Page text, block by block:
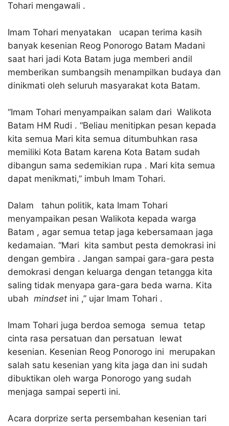
Tohari mengawali .
Imam Tohari menyatakan ucapan terima kasih
banyak kesenian Reog Ponorogo Batam Madani
saat hari jadi Kota Batam juga memberi andil
memberikan sumbangsih menampilkan budaya dan
dinikmati oleh seluruh masyarakat kota Batam.
“Imam Tohari menyampaikan salam dari Walikota
Batam HM Rudi . “Beliau menitipkan pesan kepada
kita semua Mari kita semua ditumbuhkan rasa
memiliki Kota Batam karena Kota Batam sudah
dibangun sama sedemikian rupa . Mari kita semua
dapat menikmati,” imbuh Imam Tohari.
Dalam tahun politik, kata Imam Tohari
menyampaikan pesan Walikota kepada warga
Batam , agar semua tetap jaga kebersamaan jaga
kedamaian. “Mari kita sambut pesta demokrasi ini
dengan gembira . Jangan sampai gara-gara pesta
demokrasi dengan keluarga dengan tetangga kita
saling tidak menyapa gara-gara beda warna. Kita
ubah mindset ini ,” ujar Imam Tohari .
Imam Tohari juga berdoa semoga semua tetap
cinta rasa persatuan dan persatuan lewat
kesenian. Kesenian Reog Ponorogo ini merupakan
salah satu kesenian yang kita jaga dan ini sudah
dibuktikan oleh warga Ponorogo yang sudah
menjaga sampai seperti ini.
Acara dorprize serta persembahan kesenian tari